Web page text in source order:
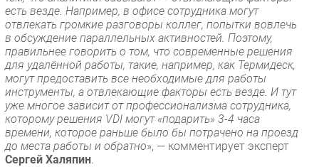
есть везде. Например, в офисе сотрудника могут
отвлекать громкие разговоры коллег, попытки вовлечь
в обсуждение параллельных активностей. Поэтому,
правильнее говорить о том, что современные решения
для удалённой работы, такие, например, как Термидеск,
могут предоставить все необходимые для работы
инструменты, а отвлекающие факторы есть везде. И тут
уже многое зависит от профессионализма сотрудника,
которому решения VDI могут «подарить» 3-4 часа
времени, которое раньше было бы потрачено на проезд
до места работы и обратно», — комментирует эксперт
Сергей Халяпин